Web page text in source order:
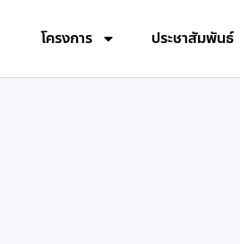
โครงการ ประชาสัมพันธ์